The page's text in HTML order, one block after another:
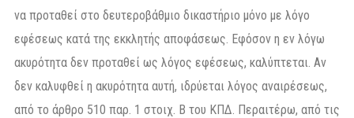
να προταθεί στο δευτεροβάθμιο δικαστήριο μόνο με λόγο
εφέσεως κατά της εκκλητής αποφάσεως. Εφόσον η εν λόγω
ακυρότητα δεν προταθεί ως λόγος εφέσεως, καλύπτεται. Αν
δεν καλυφθεί η ακυρότητα αυτή, ιδρύεται λόγος αναιρέσεως,
από το άρθρο 510 παρ. 1 στοιχ. Β του ΚΠΔ. Περαιτέρω, από τις